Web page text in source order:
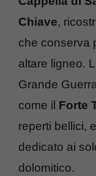
Chiave,
che conserva
altare ligneo.
Grande
come il Forte
reperti bellici,
dedicato ai
dolomitico.